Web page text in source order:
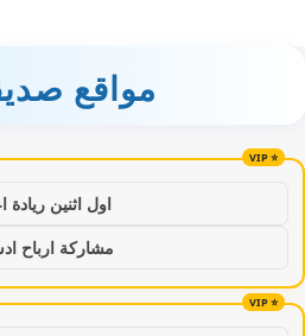
مواقع
اول اثنين ريادة
مشاركة ارباح